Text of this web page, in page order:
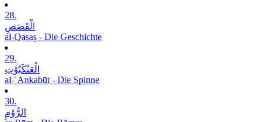
28.
الْقَصَصِ
al-Qaṣaṣ - Die Geschichte
29.
الْعَنْکَبُوْتِ
al-ʿAnkabūt - Die Spinne
30.
الرُّوْمِ